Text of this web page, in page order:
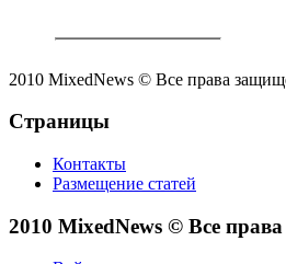
2010 MixedNews © Все права
Страницы
Контакты
Размещение статей
2010 MixedNews © Все